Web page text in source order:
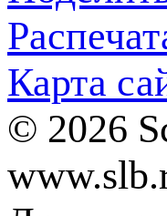
Карта
© 2026